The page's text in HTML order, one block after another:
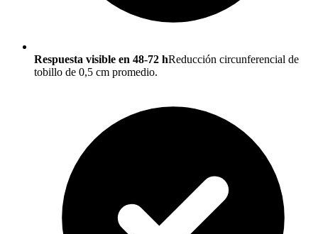
Respuesta visible en 48-72 hReducción circunferencial de
tobillo de 0,5 cm promedio.